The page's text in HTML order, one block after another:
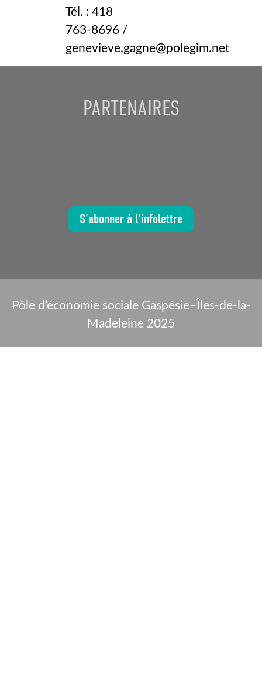
Tél. : 418
763-8696 /
genevieve.gagne@polegim.net
PARTENAIRES
S'abonner à l'infolettre
Pôle d’économie sociale Gaspésie–Îles-de-la-
Madeleine 2025